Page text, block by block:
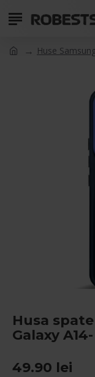
Huse
Husa
Galaxy
49.90 lei